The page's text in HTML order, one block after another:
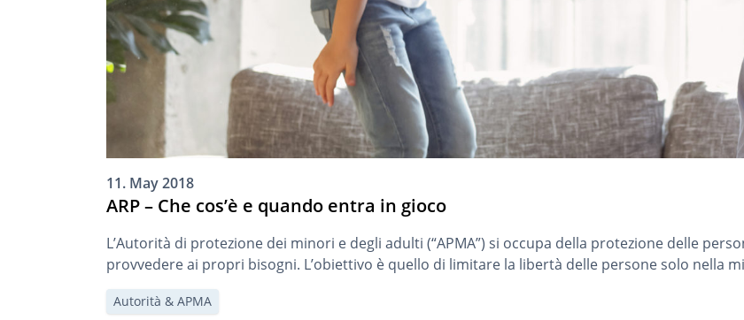
11. May 2018
ARP – Che cos’è e quando entra in gioco
L’Autorità di protezione dei minori e degli adulti (“APMA”) si occupa della protezione delle
provvedere ai propri bisogni. L’obiettivo è quello di limitare la libertà delle persone solo nella
Autorità & APMA